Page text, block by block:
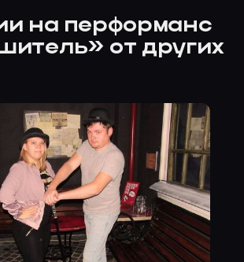
на перформанс
от других